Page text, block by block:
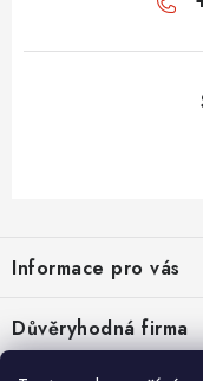
p
a
t
Informace pro vás
Velkoobchod
O nás
Důvěryhodná firma